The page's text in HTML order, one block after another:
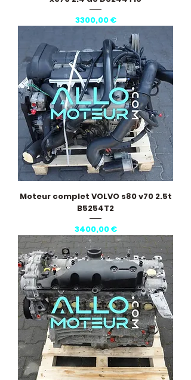
Precio
3300,00 €
Moteur complet VOLVO s80 v70 2.5t
B5254T2
Precio
3400,00 €